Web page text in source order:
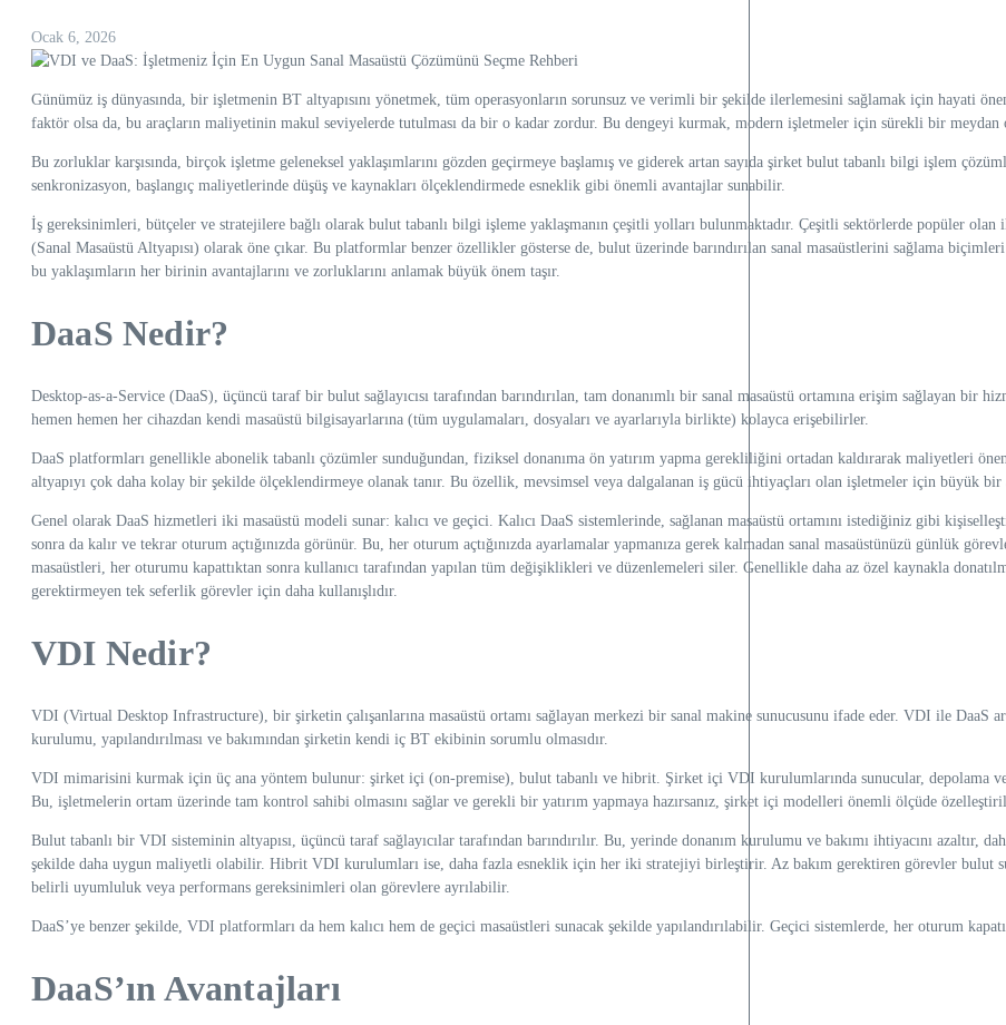
Ocak 6, 2026
Günümüz iş dünyasında, bir işletmenin BT altyapısını yönetmek, tüm operasyonların sorunsuz ve verimli bir şekilde ilerlemesini sağlamak için hayati
faktör olsa da, bu araçların maliyetinin makul seviyelerde tutulması da bir o kadar zordur. Bu dengeyi kurmak, modern işletmeler için sürekli bir meydan
Bu zorluklar karşısında, birçok işletme geleneksel yaklaşımlarını gözden geçirmeye başlamış ve giderek artan sayıda şirket bulut tabanlı bilgi işlem
senkronizasyon, başlangıç maliyetlerinde düşüş ve kaynakları ölçeklendirmede esneklik gibi önemli avantajlar sunabilir.
İş gereksinimleri, bütçeler ve stratejilere bağlı olarak bulut tabanlı bilgi işleme yaklaşmanın çeşitli yolları bulunmaktadır. Çeşitli sektörlerde popüler
(Sanal Masaüstü Altyapısı) olarak öne çıkar. Bu platformlar benzer özellikler gösterse de, bulut üzerinde barındırılan sanal masaüstlerini sağlama
bu yaklaşımların her birinin avantajlarını ve zorluklarını anlamak büyük önem taşır.
DaaS Nedir?
Desktop-as-a-Service (DaaS), üçüncü taraf bir bulut sağlayıcısı tarafından barındırılan, tam donanımlı bir sanal masaüstü ortamına erişim sağlayan bir
hemen hemen her cihazdan kendi masaüstü bilgisayarlarına (tüm uygulamaları, dosyaları ve ayarlarıyla birlikte) kolayca erişebilirler.
DaaS platformları genellikle abonelik tabanlı çözümler sunduğundan, fiziksel donanıma ön yatırım yapma gerekliliğini ortadan kaldırarak maliyetleri
altyapıyı çok daha kolay bir şekilde ölçeklendirmeye olanak tanır. Bu özellik, mevsimsel veya dalgalanan iş gücü ihtiyaçları olan işletmeler için büyük bir
Genel olarak DaaS hizmetleri iki masaüstü modeli sunar: kalıcı ve geçici. Kalıcı DaaS sistemlerinde, sağlanan masaüstü ortamını istediğiniz gibi
sonra da kalır ve tekrar oturum açtığınızda görünür. Bu, her oturum açtığınızda ayarlamalar yapmanıza gerek kalmadan sanal masaüstünüzü günlük
masaüstleri, her oturumu kapattıktan sonra kullanıcı tarafından yapılan tüm değişiklikleri ve düzenlemeleri siler. Genellikle daha az özel kaynakla
gerektirmeyen tek seferlik görevler için daha kullanışlıdır.
VDI Nedir?
VDI (Virtual Desktop Infrastructure), bir şirketin çalışanlarına masaüstü ortamı sağlayan merkezi bir sanal makine sunucusunu ifade eder. VDI ile DaaS
kurulumu, yapılandırılması ve bakımından şirketin kendi iç BT ekibinin sorumlu olmasıdır.
VDI mimarisini kurmak için üç ana yöntem bulunur: şirket içi (on-premise), bulut tabanlı ve hibrit. Şirket içi VDI kurulumlarında sunucular, depolama
Bu, işletmelerin ortam üzerinde tam kontrol sahibi olmasını sağlar ve gerekli bir yatırım yapmaya hazırsanız, şirket içi modelleri önemli ölçüde
Bulut tabanlı bir VDI sisteminin altyapısı, üçüncü taraf sağlayıcılar tarafından barındırılır. Bu, yerinde donanım kurulumu ve bakımı ihtiyacını
şekilde daha uygun maliyetli olabilir. Hibrit VDI kurulumları ise, daha fazla esneklik için her iki stratejiyi birleştirir. Az bakım gerektiren görevler bulut
belirli uyumluluk veya performans gereksinimleri olan görevlere ayrılabilir.
DaaS’ye benzer şekilde, VDI platformları da hem kalıcı hem de geçici masaüstleri sunacak şekilde yapılandırılabilir. Geçici sistemlerde, her oturum
DaaS’ın Avantajları